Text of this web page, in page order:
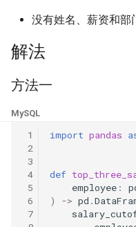
43. 1 ～ n 整数中 1 出现
数
44. 数字序列中某一位的数
45. 把数组排成最小的数
46. 把数字翻译成字符串
47. 礼物的最大价值
48. 最长不含重复字符的子
41. 滑动窗口的平均值
42. 最近请求次数
43. 往完全二叉树添加节点
44. 二叉树每层的最大值
45. 二叉树最底层最左边的
46. 二叉树的右侧视图
8.5. 递归乘法
8.6. 汉诺塔问题
8.7. 无重复字符串的排列
8.8. 有重复字符串的排列
8.9. 括号
8.10. 颜色填充
没有姓名、薪资和部
解法
方法一
MySQL
1
2
3
4
5
6
7
import pandas
def
employee :
)
-> pd .